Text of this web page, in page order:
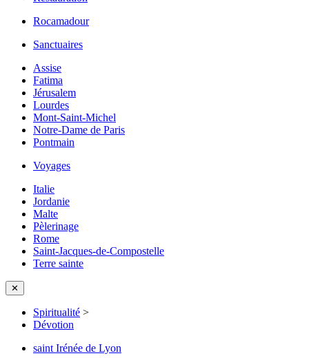
Rocamadour
Sanctuaires
Assise
Fatima
Jérusalem
Lourdes
Mont-Saint-Michel
Notre-Dame de Paris
Pontmain
Voyages
Italie
Jordanie
Malte
Pèlerinage
Rome
Saint-Jacques-de-Compostelle
Terre sainte
✕
Spiritualité >
Dévotion
saint Irénée de Lyon